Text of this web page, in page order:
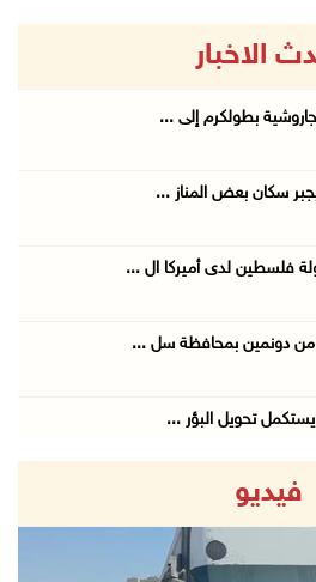
الاخبار
بطولكرم إلى ...
سكان بعض المناز ...
فلسطين لدى أميركا ال ...
من دونمين بمحافظة سل ...
يستكمل تحويل البؤر ...
مع كولومبيا إثر ا ...
الأغوار الشمالية
فيديو